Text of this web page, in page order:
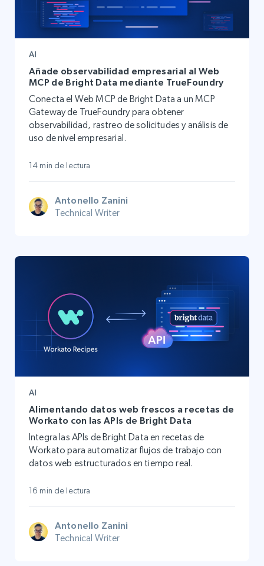
AI
Añade observabilidad empresarial al Web
MCP de Bright Data mediante TrueFoundry
Conecta el Web MCP de Bright Data a un MCP
Gateway de TrueFoundry para obtener
observabilidad, rastreo de solicitudes y análisis de
uso de nivel empresarial.
14 min de lectura
Antonello Zanini
Technical Writer
AI
Alimentando datos web frescos a recetas de
Workato con las APIs de Bright Data
Integra las APIs de Bright Data en recetas de
Workato para automatizar flujos de trabajo con
datos web estructurados en tiempo real.
16 min de lectura
Antonello Zanini
Technical Writer